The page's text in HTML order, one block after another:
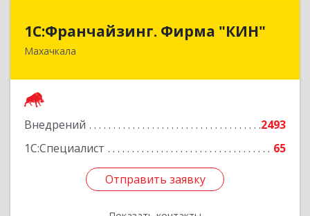
1С:Франчайзинг. Фирма "КИН"
Махачкала
Внедрений
2493
1С:Специалист
65
Отправить заявку
1С:Франчайзинг. Фирма "КИН"
367030, Дагестан Респ, Махачкала г, И.Казака
Отправить заявку